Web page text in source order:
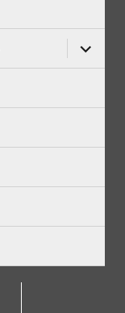
開
ー
を
展
開
サ
ブ
メ
ー
開